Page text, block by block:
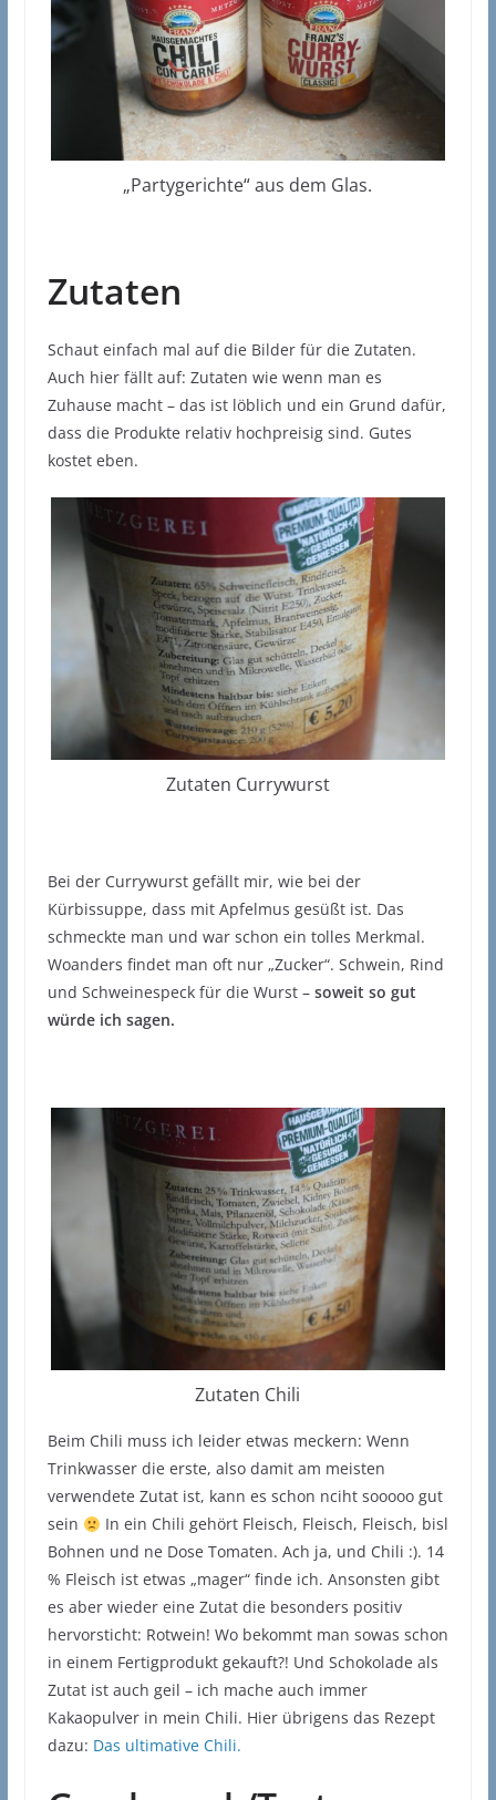
„Partygerichte“ aus dem Glas.
Zutaten
Schaut einfach mal auf die Bilder für die Zutaten.
Auch hier fällt auf: Zutaten wie wenn man es
Zuhause macht – das ist löblich und ein Grund dafür,
dass die Produkte relativ hochpreisig sind. Gutes
kostet eben.
Zutaten Currywurst
Bei der Currywurst gefällt mir, wie bei der
Kürbissuppe, dass mit Apfelmus gesüßt ist. Das
schmeckte man und war schon ein tolles Merkmal.
Woanders findet man oft nur „Zucker“. Schwein, Rind
und Schweinespeck für die Wurst – soweit so gut
würde ich sagen.
Zutaten Chili
Beim Chili muss ich leider etwas meckern: Wenn
Trinkwasser die erste, also damit am meisten
verwendete Zutat ist, kann es schon nciht sooooo gut
sein
In ein Chili gehört Fleisch, Fleisch, Fleisch, bisl
Bohnen und ne Dose Tomaten. Ach ja, und Chili :). 14
% Fleisch ist etwas „mager“ finde ich. Ansonsten gibt
es aber wieder eine Zutat die besonders positiv
hervorsticht: Rotwein! Wo bekommt man sowas schon
in einem Fertigprodukt gekauft?! Und Schokolade als
Zutat ist auch geil – ich mache auch immer
Kakaopulver in mein Chili. Hier übrigens das Rezept
dazu: Das ultimative Chili.